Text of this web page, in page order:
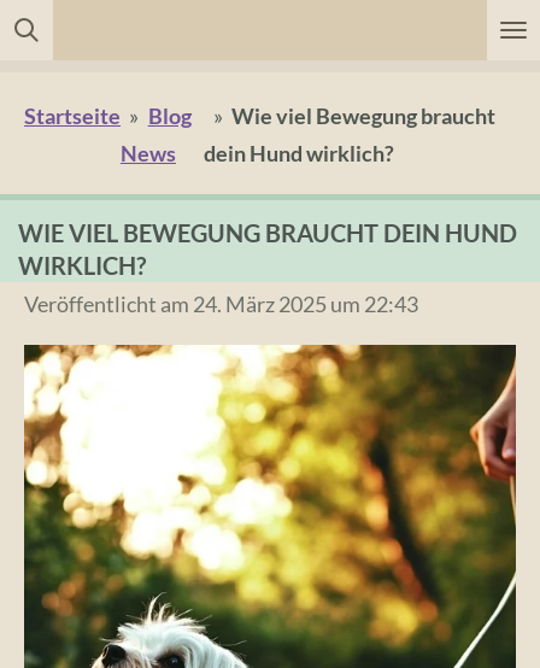
Zum
Hauptinhalt
springen
Startseite » Blog
News
» Wie viel Bewegung braucht
dein Hund wirklich?
WIE VIEL BEWEGUNG BRAUCHT DEIN HUND
WIRKLICH?
Veröffentlicht am 24. März 2025 um 22:43